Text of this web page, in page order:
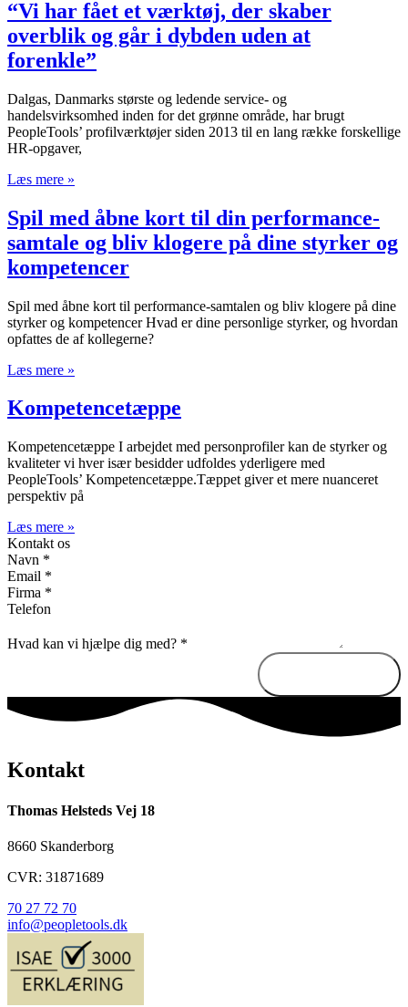
“Vi har fået et værktøj, der skaber
overblik og går i dybden uden at
forenkle”
Dalgas, Danmarks største og ledende service- og
handelsvirksomhed inden for det grønne område, har brugt
PeopleTools’ profilværktøjer siden 2013 til en lang række forskellige
HR-opgaver,
Læs mere »
Spil med åbne kort til din performance-
samtale og bliv klogere på dine styrker og
kompetencer
Spil med åbne kort til performance-samtalen og bliv klogere på dine
styrker og kompetencer Hvad er dine personlige styrker, og hvordan
opfattes de af kollegerne?
Læs mere »
Kompetencetæppe
Kompetencetæppe I arbejdet med personprofiler kan de styrker og
kvaliteter vi hver især besidder udfoldes yderligere med
PeopleTools’ Kompetencetæppe.Tæppet giver et mere nuanceret
perspektiv på
Læs mere »
Kontakt os
Navn *
Email *
Firma *
Telefon
Hvad kan vi hjælpe dig med? *
Kontakt
Thomas Helsteds Vej 18
8660 Skanderborg
CVR: 31871689
70 27 72 70
info@peopletools.dk